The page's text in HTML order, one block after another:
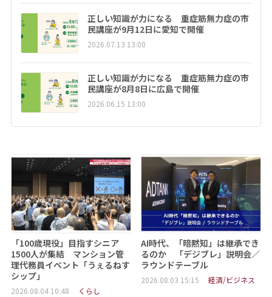
正しい知識が力になる 重症筋無力症の市
民講座が9月12日に愛知で開催
2026.07.13 13:00
正しい知識が力になる 重症筋無力症の市
民講座が8月8日に広島で開催
2026.06.15 13:00
「100歳現役」目指すシニア
1500人が集結 マンション管
理代務員イベント「うぇるねす
シップ」
2026.08.04 10:48 くらし
AI時代、「暗黙知」は継承でき
るのか 「デジブレ」説明会／
ラウンドテーブル
2026.08.03 15:15 経済/ビジネス